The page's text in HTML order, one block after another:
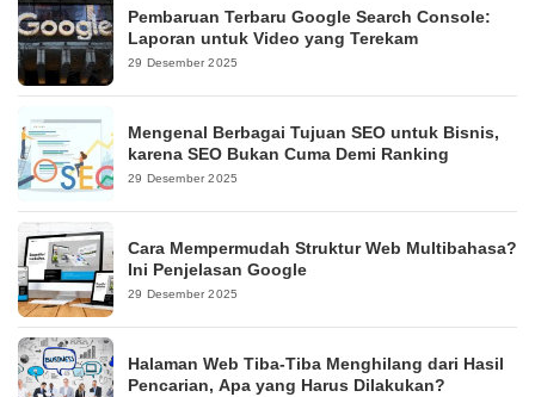
Pembaruan Terbaru Google Search Console:
Laporan untuk Video yang Terekam
29 Desember 2025
Mengenal Berbagai Tujuan SEO untuk Bisnis,
karena SEO Bukan Cuma Demi Ranking
29 Desember 2025
Cara Mempermudah Struktur Web Multibahasa?
Ini Penjelasan Google
29 Desember 2025
Halaman Web Tiba-Tiba Menghilang dari Hasil
Pencarian, Apa yang Harus Dilakukan?